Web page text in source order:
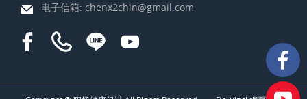
电子信箱: chenx2chin@gmail.com